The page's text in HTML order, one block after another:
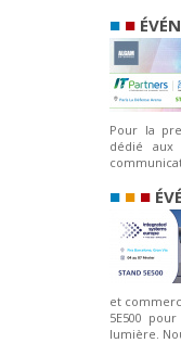
■ ■
Pour la
dédié aux
■ ■ ■
et
5E500
lumière.